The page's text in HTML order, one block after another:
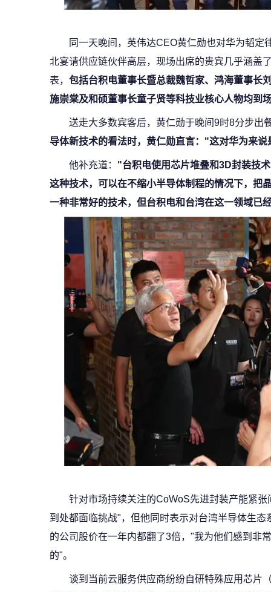
同一天晚间，英伟达CEO黄仁勋也对华为韬定
北宴请供应链伙伴高层，现场出席的贵宾几乎涵盖
表， 包括台积电董事长暨总裁魏哲家、鸿海董事长
施崇棠及和硕董事长童子贤等科技业核心人物均到
送走大多数宾客后，黄仁勋于晚间9时8分步出
导体新技术的看法时，黄仁勋直言："这对华为来
他补充道： "台积电使用芯片堆叠和3D封装技
这种技术，可以在不缩小半导体制程的情况下，把
一种非常好的技术，但台积电和台湾在这一领域已
针对市场持续关注的CoWoS先进封装产能紧
到处都面临挑战"，但他同时表示对台湾半导体生
的公司股价在一年内都翻了3倍，"我为他们感到非
的"。
谈到当前云服务供应商纷纷自研特殊应用芯片